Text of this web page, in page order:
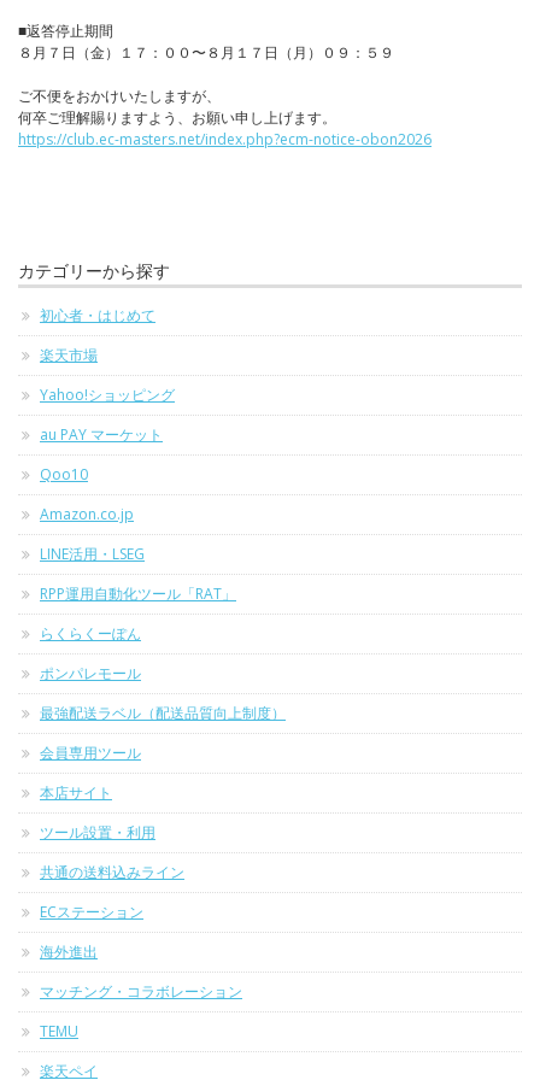
■返答停止期間
８月７日（金）１７：００〜８月１７日（月）０９：５９
ご不便をおかけいたしますが、
何卒ご理解賜りますよう、お願い申し上げます。
https://club.ec-masters.net/index.php?ecm-notice-obon2026
カテゴリーから探す
初心者・はじめて
楽天市場
Yahoo!ショッピング
au PAY マーケット
Qoo10
Amazon.co.jp
LINE活用・LSEG
RPP運用自動化ツール「RAT」
らくらくーぽん
ポンパレモール
最強配送ラベル（配送品質向上制度）
会員専用ツール
本店サイト
ツール設置・利用
共通の送料込みライン
ECステーション
海外進出
マッチング・コラボレーション
TEMU
楽天ペイ